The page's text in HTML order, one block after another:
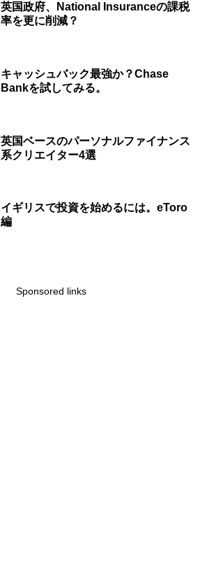
英国政府、National Insuranceの課税
率を更に削減？
キャッシュバック最強か？Chase
Bankを試してみる。
英国ベースのパーソナルファイナンス
系クリエイター4選
イギリスで投資を始めるには。eToro
編
Sponsored links